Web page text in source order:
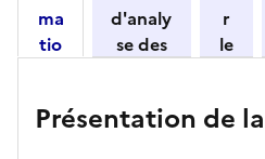
ma
tio
ses
d'analy
se des
par
r
le
o
Présentation de